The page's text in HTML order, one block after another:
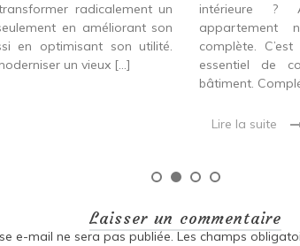
radicalement un
en améliorant son
en optimisant son utilité.
un vieux […]
intérieure ?
appartement
complète.
essentiel de
bâtiment.
Lire la suite
Laisser un commentaire
e-mail ne sera pas publiée. Les champs